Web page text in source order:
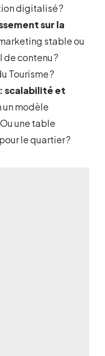
digitalisé ?
sur la
stable ou
de contenu ?
Tourisme ?
scalabilité et
un modèle
une table
le quartier ?